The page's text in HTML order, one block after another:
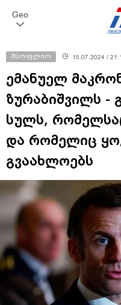
Geo
მსოფლიო 15.07.2024 /
ემანუელ
ზურაბიშვილს -
სულს,
და რომელიც
გვაახლოებს